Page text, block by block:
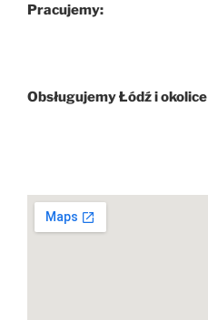
Pracujemy:
Obsługujemy Łódź i okolice